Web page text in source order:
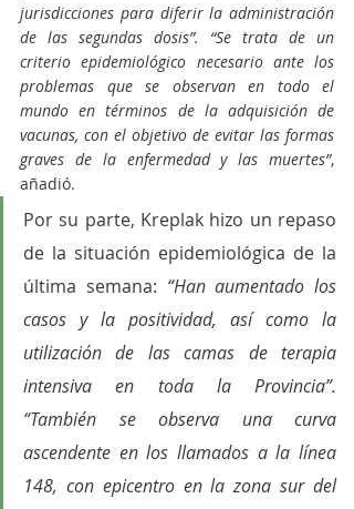
jurisdicciones para diferir la administración
de las segundas dosis”. “Se trata de un
criterio epidemiológico necesario ante los
problemas que se observan en todo el
mundo en términos de la adquisición de
vacunas, con el objetivo de evitar las formas
graves de la enfermedad y las muertes”,
añadió.
Por su parte, Kreplak hizo un repaso
de la situación epidemiológica de la
última semana: “Han aumentado los
casos y la positividad, así como la
utilización de las camas de terapia
intensiva en toda la Provincia”.
“También se observa una curva
ascendente en los llamados a la línea
148, con epicentro en la zona sur del